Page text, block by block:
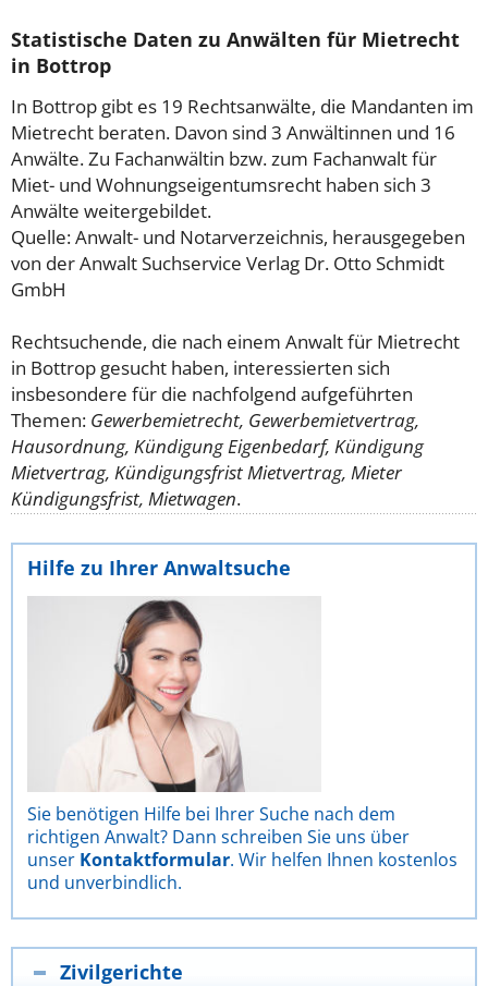
Statistische Daten zu Anwälten für Mietrecht
in Bottrop
In Bottrop gibt es 19 Rechtsanwälte, die Mandanten im
Mietrecht beraten. Davon sind 3 Anwältinnen und 16
Anwälte. Zu Fachanwältin bzw. zum Fachanwalt für
Miet- und Wohnungseigentumsrecht haben sich 3
Anwälte weitergebildet.
Quelle: Anwalt- und Notarverzeichnis, herausgegeben
von der Anwalt Suchservice Verlag Dr. Otto Schmidt
GmbH
Rechtsuchende, die nach einem Anwalt für Mietrecht
in Bottrop gesucht haben, interessierten sich
insbesondere für die nachfolgend aufgeführten
Themen: Gewerbemietrecht, Gewerbemietvertrag,
Hausordnung, Kündigung Eigenbedarf, Kündigung
Mietvertrag, Kündigungsfrist Mietvertrag, Mieter
Kündigungsfrist, Mietwagen.
Hilfe zu Ihrer Anwaltsuche
Sie benötigen Hilfe bei Ihrer Suche nach dem
richtigen Anwalt? Dann schreiben Sie uns über
unser Kontaktformular. Wir helfen Ihnen kostenlos
und unverbindlich.
Zivilgerichte